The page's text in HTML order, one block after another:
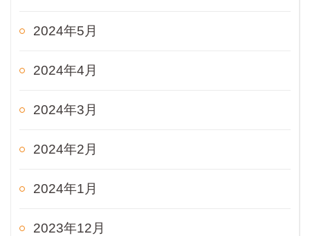
2024年5月
2024年4月
2024年3月
2024年2月
2024年1月
2023年12月